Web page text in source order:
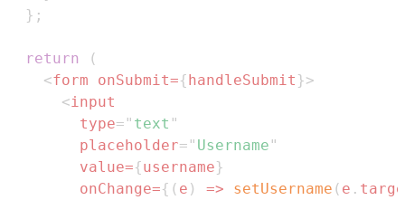
} ;
return
(
<form onSubmit={handleSubmit }>
<input
type= " text "
placeholder= " Username "
value={username}
onChange={ ( e ) => setUsername ( e .